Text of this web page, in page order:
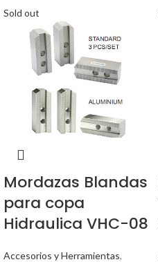
Sold out
Mordazas Blandas
para copa
Hidraulica VHC-08
Accesorios y Herramientas,